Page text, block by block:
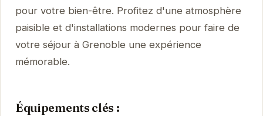
pour votre bien-être. Profitez d'une atmosphère
paisible et d'installations modernes pour faire de
votre séjour à Grenoble une expérience
mémorable.
Équipements clés :